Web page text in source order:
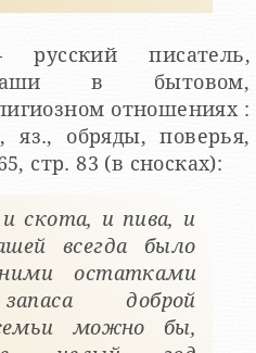
писатель,
в бытовом,
отношениях :
яз., обряды, поверья,
стр. 83 (в сносках):
скота, и пива, и
всегда было
остатками
доброй
можно бы,